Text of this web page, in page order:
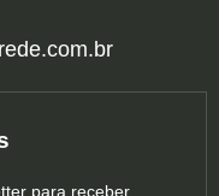
para receber